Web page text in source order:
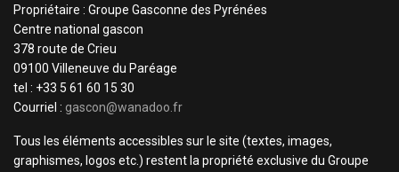
Propriétaire : Groupe Gasconne des Pyrénées
Centre national gascon
378 route de Crieu
09100 Villeneuve du Paréage
tel : +33 5 61 60 15 30
Courriel : gascon@wanadoo.fr
Tous les éléments accessibles sur le site (textes, images,
graphismes, logos etc.) restent la propriété exclusive du Groupe